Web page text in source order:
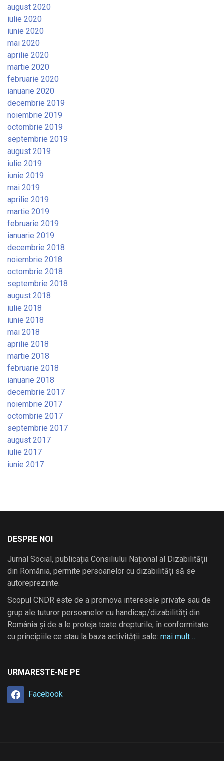
august 2020
iulie 2020
iunie 2020
mai 2020
aprilie 2020
martie 2020
februarie 2020
ianuarie 2020
decembrie 2019
noiembrie 2019
octombrie 2019
septembrie 2019
august 2019
iulie 2019
iunie 2019
mai 2019
aprilie 2019
martie 2019
februarie 2019
ianuarie 2019
decembrie 2018
noiembrie 2018
octombrie 2018
septembrie 2018
august 2018
iulie 2018
iunie 2018
mai 2018
aprilie 2018
martie 2018
februarie 2018
ianuarie 2018
decembrie 2017
noiembrie 2017
octombrie 2017
septembrie 2017
august 2017
iulie 2017
iunie 2017
DESPRE NOI
Jurnal Social, publicația Consiliului Național al Dizabilității
din România, permite persoanelor cu dizabilități să se
autoreprezinte.
Scopul CNDR este de a promova interesele private sau de
grup ale tuturor persoanelor cu handicap/dizabilități din
România și de a le proteja toate drepturile, în conformitate
cu principiile ce stau la baza activității sale: mai mult …
URMARESTE-NE PE
Facebook